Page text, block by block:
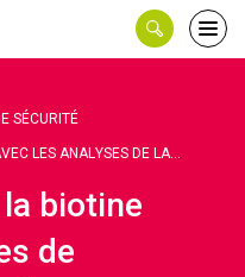
le
SÉCURITÉ
LES ANALYSES DE LA...
biotine
de